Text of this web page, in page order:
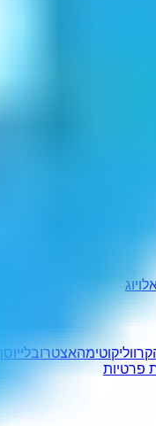
קרווליקוטימהאצטרובלי
פרטיות